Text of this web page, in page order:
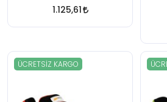
1.125,61
ÜCRETSIZ KARGO